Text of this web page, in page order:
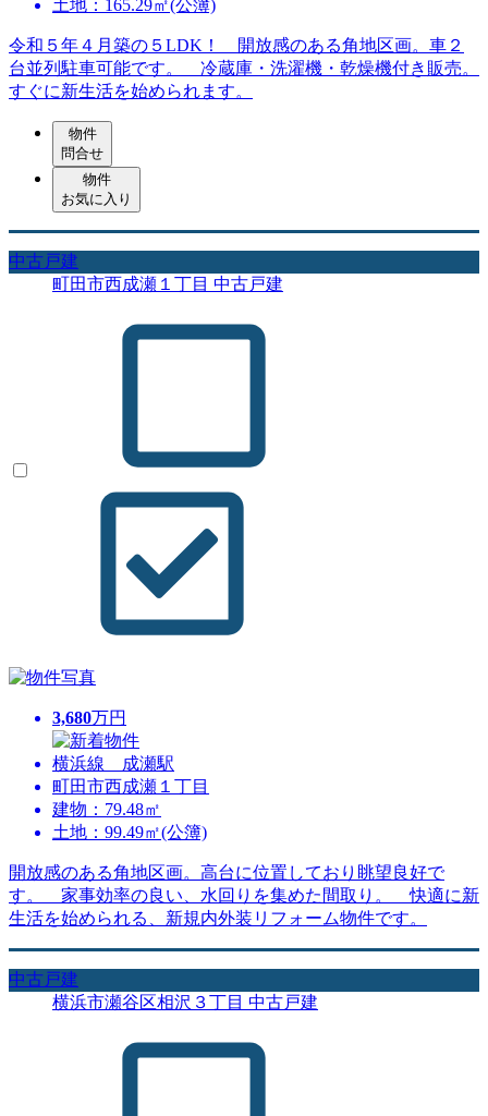
土地：165.29㎡(公簿)
令和５年４月築の５LDK！ 開放感のある角地区画。車２
台並列駐車可能です。 冷蔵庫・洗濯機・乾燥機付き販売。
すぐに新生活を始められます。
物件
問合せ
物件
お気に入り
中古戸建
町田市西成瀬１丁目 中古戸建
3,680万円
横浜線 成瀬駅
町田市西成瀬１丁目
建物：79.48㎡
土地：99.49㎡(公簿)
開放感のある角地区画。高台に位置しており眺望良好で
す。 家事効率の良い、水回りを集めた間取り。 快適に新
生活を始められる、新規内外装リフォーム物件です。
中古戸建
横浜市瀬谷区相沢３丁目 中古戸建